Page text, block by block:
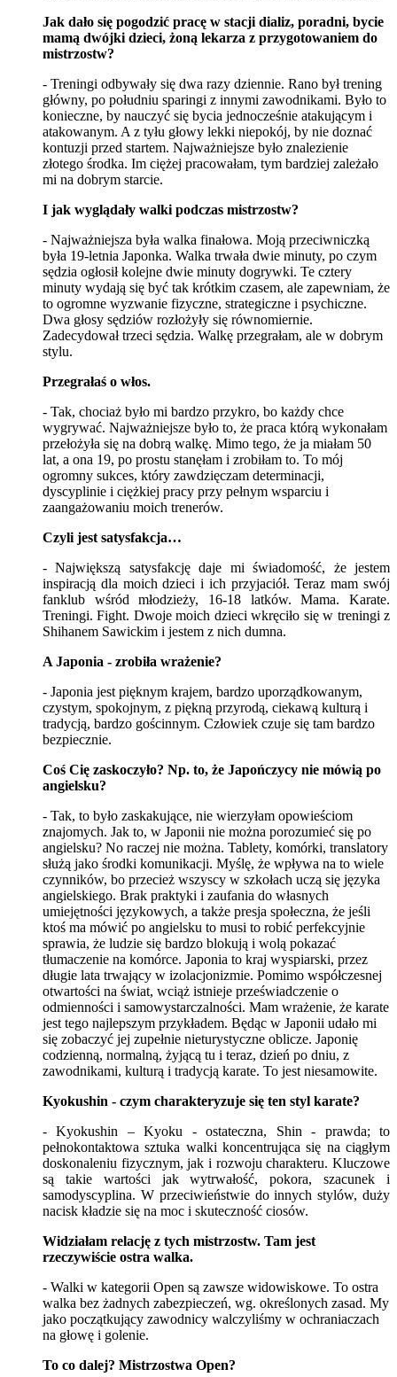
Jak dało się pogodzić pracę w stacji dializ, poradni, bycie
mamą dwójki dzieci, żoną lekarza z przygotowaniem do
mistrzostw?
- Treningi odbywały się dwa razy dziennie. Rano był trening
główny, po południu sparingi z innymi zawodnikami. Było to
konieczne, by nauczyć się bycia jednocześnie atakującym i
atakowanym. A z tyłu głowy lekki niepokój, by nie doznać
kontuzji przed startem. Najważniejsze było znalezienie
złotego środka. Im ciężej pracowałam, tym bardziej zależało
mi na dobrym starcie.
I jak wyglądały walki podczas mistrzostw?
- Najważniejsza była walka finałowa. Moją przeciwniczką
była 19-letnia Japonka. Walka trwała dwie minuty, po czym
sędzia ogłosił kolejne dwie minuty dogrywki. Te cztery
minuty wydają się być tak krótkim czasem, ale zapewniam, że
to ogromne wyzwanie fizyczne, strategiczne i psychiczne.
Dwa głosy sędziów rozłożyły się równomiernie.
Zadecydował trzeci sędzia. Walkę przegrałam, ale w dobrym
stylu.
Przegrałaś o włos.
- Tak, chociaż było mi bardzo przykro, bo każdy chce
wygrywać. Najważniejsze było to, że praca którą wykonałam
przełożyła się na dobrą walkę. Mimo tego, że ja miałam 50
lat, a ona 19, po prostu stanęłam i zrobiłam to. To mój
ogromny sukces, który zawdzięczam determinacji,
dyscyplinie i ciężkiej pracy przy pełnym wsparciu i
zaangażowaniu moich trenerów.
Czyli jest satysfakcja…
- Największą satysfakcję daje mi świadomość, że jestem
inspiracją dla moich dzieci i ich przyjaciół. Teraz mam swój
fanklub wśród młodzieży, 16-18 latków. Mama. Karate.
Treningi. Fight. Dwoje moich dzieci wkręciło się w treningi z
Shihanem Sawickim i jestem z nich dumna.
A Japonia - zrobiła wrażenie?
- Japonia jest pięknym krajem, bardzo uporządkowanym,
czystym, spokojnym, z piękną przyrodą, ciekawą kulturą i
tradycją, bardzo gościnnym. Człowiek czuje się tam bardzo
bezpiecznie.
Coś Cię zaskoczyło? Np. to, że Japończycy nie mówią po
angielsku?
- Tak, to było zaskakujące, nie wierzyłam opowieściom
znajomych. Jak to, w Japonii nie można porozumieć się po
angielsku? No raczej nie można. Tablety, komórki, translatory
służą jako środki komunikacji. Myślę, że wpływa na to wiele
czynników, bo przecież wszyscy w szkołach uczą się języka
angielskiego. Brak praktyki i zaufania do własnych
umiejętności językowych, a także presja społeczna, że jeśli
ktoś ma mówić po angielsku to musi to robić perfekcyjnie
sprawia, że ludzie się bardzo blokują i wolą pokazać
tłumaczenie na komórce. Japonia to kraj wyspiarski, przez
długie lata trwający w izolacjonizmie. Pomimo współczesnej
otwartości na świat, wciąż istnieje przeświadczenie o
odmienności i samowystarczalności. Mam wrażenie, że karate
jest tego najlepszym przykładem. Będąc w Japonii udało mi
się zobaczyć jej zupełnie nieturystyczne oblicze. Japonię
codzienną, normalną, żyjącą tu i teraz, dzień po dniu, z
zawodnikami, kulturą i tradycją karate. To jest niesamowite.
Kyokushin - czym charakteryzuje się ten styl karate?
- Kyokushin – Kyoku - ostateczna, Shin - prawda; to
pełnokontaktowa sztuka walki koncentrująca się na ciągłym
doskonaleniu fizycznym, jak i rozwoju charakteru. Kluczowe
są takie wartości jak wytrwałość, pokora, szacunek i
samodyscyplina. W przeciwieństwie do innych stylów, duży
nacisk kładzie się na moc i skuteczność ciosów.
Widziałam relację z tych mistrzostw. Tam jest
rzeczywiście ostra walka.
- Walki w kategorii Open są zawsze widowiskowe. To ostra
walka bez żadnych zabezpieczeń, wg. określonych zasad. My
jako początkujący zawodnicy walczyliśmy w ochraniaczach
na głowę i golenie.
To co dalej? Mistrzostwa Open?